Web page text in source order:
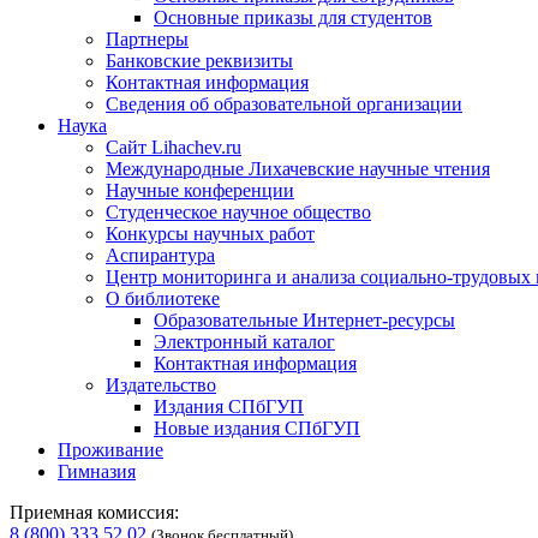
Основные приказы для студентов
Партнеры
Банковские реквизиты
Контактная информация
Сведения об образовательной организации
Наука
Сайт Lihachev.ru
Международные Лихачевские научные чтения
Научные конференции
Студенческое научное общество
Конкурсы научных работ
Аспирантура
Центр мониторинга и анализа социально-трудовых
О библиотеке
Образовательные Интернет-ресурсы
Электронный каталог
Контактная информация
Издательство
Издания СПбГУП
Новые издания СПбГУП
Проживание
Гимназия
Приемная комиссия:
8 (800) 333 52 02